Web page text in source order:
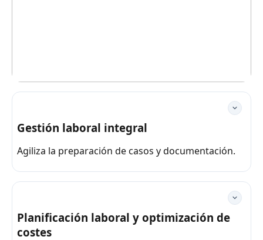
Gestión laboral integral
Agiliza la preparación de casos y documentación.
Planificación laboral y optimización de
costes